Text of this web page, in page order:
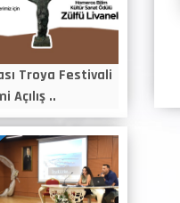
Troya Festivali
Açılış ..